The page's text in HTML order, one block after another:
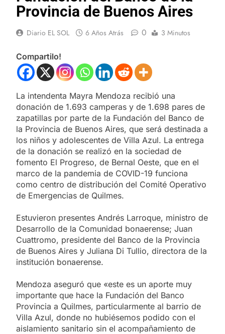
Provincia de Buenos Aires
Diario EL SOL 6 Años Atrás 0 3 Minutos
Compartilo!
La intendenta Mayra Mendoza recibió una
donación de 1.693 camperas y de 1.698 pares de
zapatillas por parte de la Fundación del Banco de
la Provincia de Buenos Aires, que será destinada a
los niños y adolescentes de Villa Azul. La entrega
de la donación se realizó en la sociedad de
fomento El Progreso, de Bernal Oeste, que en el
marco de la pandemia de COVID-19 funciona
como centro de distribución del Comité Operativo
de Emergencias de Quilmes.
Estuvieron presentes Andrés Larroque, ministro de
Desarrollo de la Comunidad bonaerense; Juan
Cuattromo, presidente del Banco de la Provincia
de Buenos Aires y Juliana Di Tullio, directora de la
institución bonaerense.
Mendoza aseguró que «este es un aporte muy
importante que hace la Fundación del Banco
Provincia a Quilmes, particularmente al barrio de
Villa Azul, donde no hubiésemos podido con el
aislamiento sanitario sin el acompañamiento de